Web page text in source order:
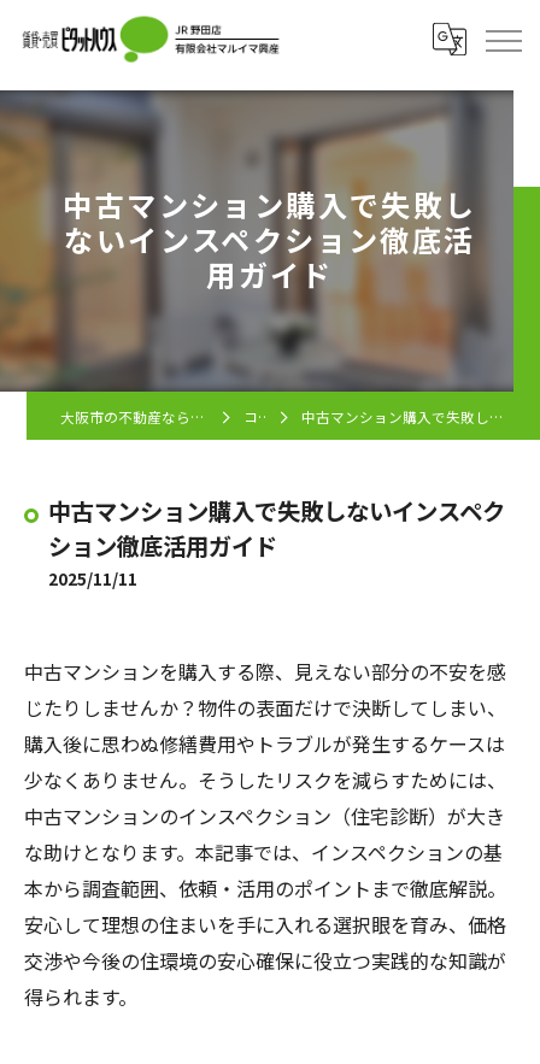
中古マンション購入で失敗し
ないインスペクション徹底活
用ガイド
大阪市の不動産ならピタットハウス JR野田店 コラム 中古マンション購入で失敗しないインスペクション徹底活用ガイド
中古マンション購入で失敗しないインスペク
ション徹底活用ガイド
2025/11/11
中古マンションを購入する際、見えない部分の不安を感
じたりしませんか？物件の表面だけで決断してしまい、
購入後に思わぬ修繕費用やトラブルが発生するケースは
少なくありません。そうしたリスクを減らすためには、
中古マンションのインスペクション（住宅診断）が大き
な助けとなります。本記事では、インスペクションの基
本から調査範囲、依頼・活用のポイントまで徹底解説。
安心して理想の住まいを手に入れる選択眼を育み、価格
交渉や今後の住環境の安心確保に役立つ実践的な知識が
得られます。